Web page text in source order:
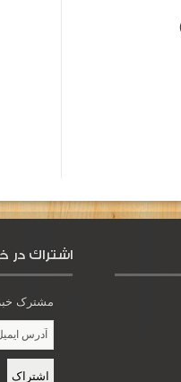
اشتراك در
مشترک